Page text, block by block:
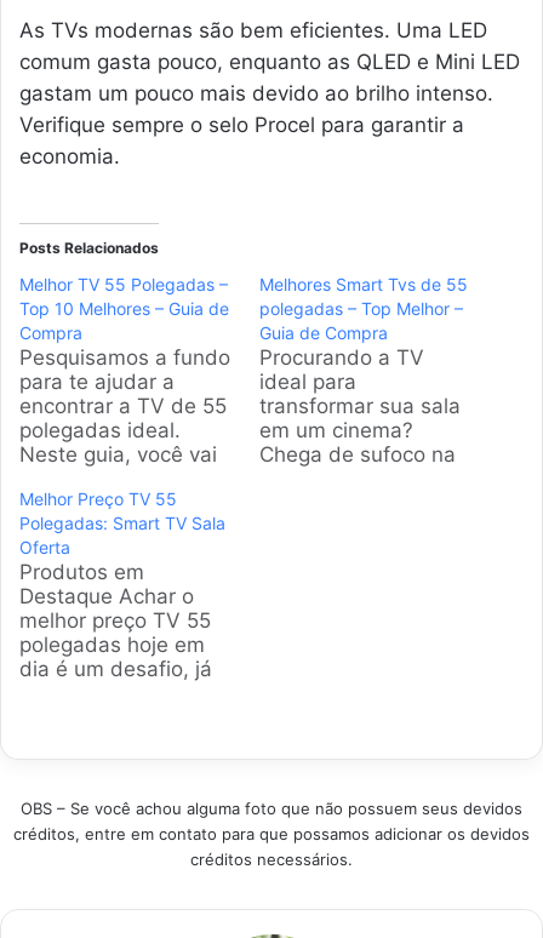
As TVs modernas são bem eficientes. Uma LED
comum gasta pouco, enquanto as QLED e Mini LED
gastam um pouco mais devido ao brilho intenso.
Verifique sempre o selo Procel para garantir a
economia.
Posts Relacionados
Melhor TV 55 Polegadas –
Top 10 Melhores – Guia de
Compra
Pesquisamos a fundo
para te ajudar a
encontrar a TV de 55
polegadas ideal.
Neste guia, você vai
opções disponíveis no
mercado brasileiro,
com análises diretas
ao ponto para facilitar
sua decisão. Chega
de dúvida na hora da
compra! Produtos em
Destaque Como
Melhores Smart Tvs de 55
polegadas – Top Melhor –
Guia de Compra
Procurando a TV
ideal para
transformar sua sala
em um cinema?
Chega de sufoco na
Melhor Preço TV 55
Polegadas: Smart TV Sala
Oferta
Produtos em
Destaque Achar o
melhor preço TV 55
polegadas hoje em
dia é um desafio, já
modelos. Por isso, a
os dados de vendas
e as avaliações reais
para separar o que
na Smart TV Sala…
OBS – Se você achou alguma foto que não possuem seus devidos
créditos, entre em contato para que possamos adicionar os devidos
créditos necessários.